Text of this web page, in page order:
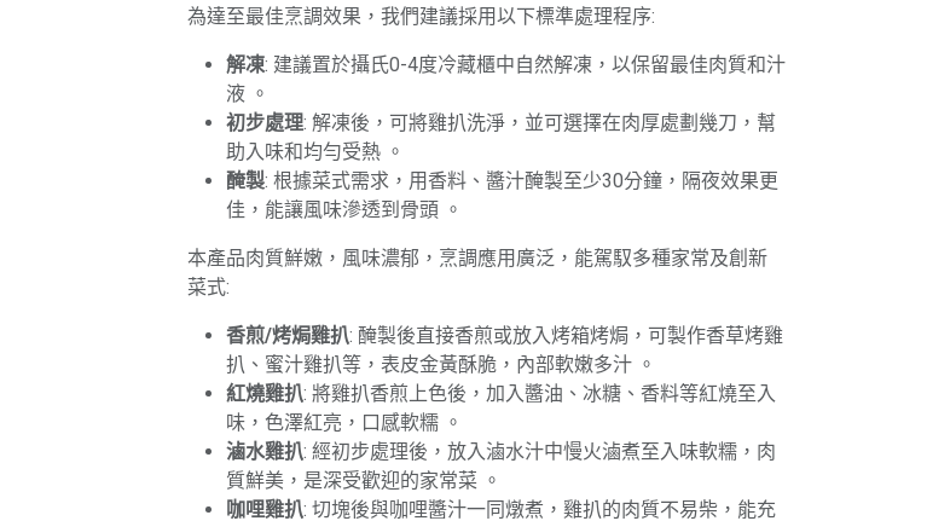
為達至最佳烹調效果，我們建議採用以下標準處理程序:
解凍: 建議置於攝氏0-4度冷藏櫃中自然解凍，以保留最佳肉質和汁
液 。
初步處理: 解凍後，可將雞扒洗淨，並可選擇在肉厚處劃幾刀，幫
助入味和均勻受熱 。
醃製: 根據菜式需求，用香料、醬汁醃製至少30分鐘，隔夜效果更
佳，能讓風味滲透到骨頭 。
本產品肉質鮮嫩，風味濃郁，烹調應用廣泛，能駕馭多種家常及創新
菜式:
香煎/烤焗雞扒: 醃製後直接香煎或放入烤箱烤焗，可製作香草烤雞
扒、蜜汁雞扒等，表皮金黃酥脆，內部軟嫩多汁 。
紅燒雞扒: 將雞扒香煎上色後，加入醬油、冰糖、香料等紅燒至入
味，色澤紅亮，口感軟糯 。
滷水雞扒: 經初步處理後，放入滷水汁中慢火滷煮至入味軟糯，肉
質鮮美，是深受歡迎的家常菜 。
咖哩雞扒: 切塊後與咖哩醬汁一同燉煮，雞扒的肉質不易柴，能充